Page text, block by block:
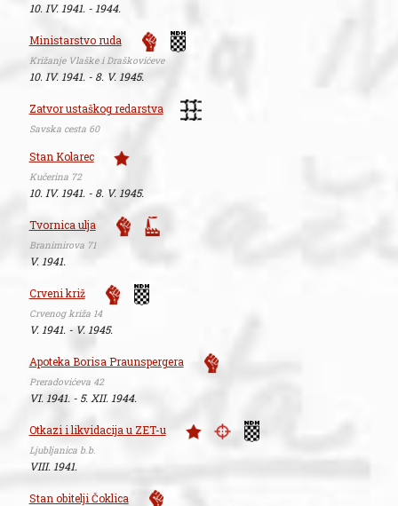
10. IV. 1941. - 1944.
Ministarstvo ruda
Križanje Vlaške i Draškovićeve
10. IV. 1941. - 8. V. 1945.
Zatvor ustaškog redarstva
Savska cesta 60
Stan Kolarec
Kučerina 72
10. IV. 1941. - 8. V. 1945.
Tvornica ulja
Branimirova 71
V. 1941.
Crveni križ
Crvenog križa 14
V. 1941. - V. 1945.
Apoteka Borisa Praunspergera
Preradovićeva 42
VI. 1941. - 5. XII. 1944.
Otkazi i likvidacija u ZET-u
Ljubljanica b.b.
VIII. 1941.
Stan obitelji Čoklica